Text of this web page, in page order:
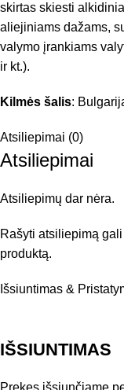
skirtas skiesti
aliejiniams dažams,
valymo įrankiams
ir kt.).
Kilmės šalis:
Atsiliepimai (0)
Atsiliepimai
Atsiliepimų dar nėra.
Rašyti atsiliepimą
produktą.
Išsiuntimas &
IŠSIUNTIMAS
Prekes išsiunčiame